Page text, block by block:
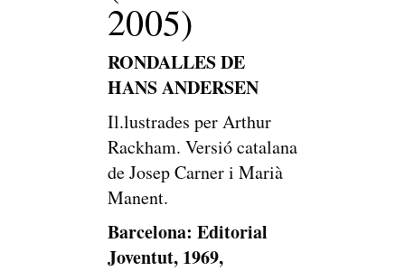
2005)
RONDALLES DE
HANS ANDERSEN
Il.lustrades per Arthur
Rackham. Versió catalana
de Josep Carner i Marià
Manent.
Barcelona: Editorial
Joventut, 1969,